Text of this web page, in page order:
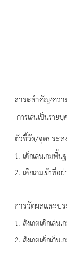
สาระสำคัญ/คว
การเล่นเป็นรา
ตัวชี้วัด/จุดประส
1. เด็กเล่นเกมพื้
2. เด็กเกมเข้าที่อ
การวัดผลและป
1. สังเกตเด็กเล่น
2. สังเกตเด็กเก็บ